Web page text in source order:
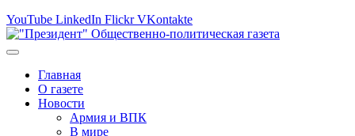
YouTube LinkedIn Flickr VKontakte
Главная
О газете
Новости
Армия и ВПК
В мире